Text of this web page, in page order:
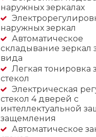
наружных зеркалах
наружных зеркал
Автоматическое
складывание зеркал
вида
Легкая тонировка
стекол
Электрическая
стекол 4 дверей с
интеллектуальной
защемления
Автоматическое